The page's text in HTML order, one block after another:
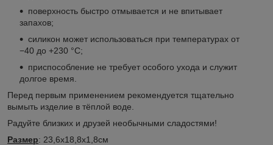
поверхность быстро отмывается и не впитывает
запахов;
силикон может использоваться при температурах от
−40 до +230 °C;
приспособление не требует особого ухода и служит
долгое время.
Перед первым применением рекомендуется тщательно
вымыть изделие в тёплой воде.
Радуйте близких и друзей необычными сладостями!
Размер: 23,6х18,8х1,8см